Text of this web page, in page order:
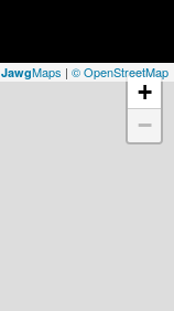
+
−
JawgMaps | © OpenStreetMap